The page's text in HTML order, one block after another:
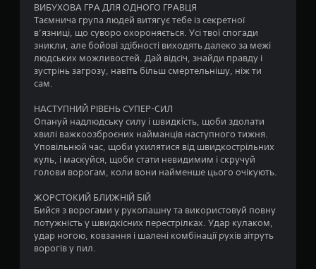
я
т
з
і
р
о
к
ВИБУХОВА ГРА ДЛЯ ОДНОГО ГРАВЦЯ
Таємнича група людей витягує тебе із секретної
в’язниці, що суворо охороняється. Усі твої спогади
зникли, але бойові здібності виходять далеко за межі
людських можливостей. Дай відсіч, знайди правду і
зустрінь загрозу, навіть більш смертельнішу, ніж ти
сам.
НАСТУПНИЙ РІВЕНЬ СУПЕР-СИЛ
Опануй надлюдську силу і швидкість, щоби здолати
хвилі важкоозброєних найманців наступного тижня.
Уповільнюй час, щоби ухилятися від швидкострільних
куль, і маскуйся, щоби стати невидимим і скручуй
голови ворогам, коли вони найменше цього очікують.
ЖОРСТОКИЙ БЛИЖНІЙ БІЙ
Бийся з ворогами у рукопашну та використовуй повну
потужність у швидкісних перестрілках. Удар кулаком,
удар ногою, ковзання і шалені комбінації рухів зітруть
ворогів у пил.